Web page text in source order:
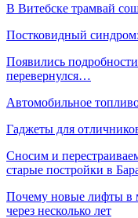
В Витебске трамвай
Постковидный
Появились
перевернулся…
Автомобильное
Гаджеты для
Сносим и
старые постройки в
Почему новые лифты в
через несколько лет